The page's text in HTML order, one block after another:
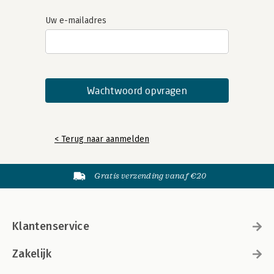
Uw e-mailadres
< Terug naar aanmelden
Gratis verzending vanaf €20
Klantenservice
Zakelijk